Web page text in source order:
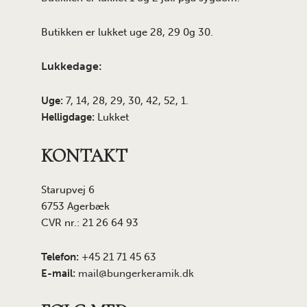
Butikken er lukket uge 28, 29 0g 30.
Lukkedage:
Uge: 7, 14, 28, 29, 30, 42, 52, 1.
Helligdage: Lukket
KONTAKT
Starupvej 6
6753 Agerbæk
CVR nr.: 21 26 64 93
Telefon: +45 21 71 45 63
E-mail: mail@bungerkeramik.dk